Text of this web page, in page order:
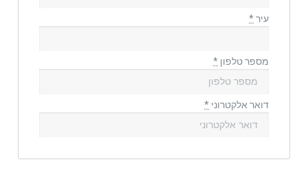
עיר*
מספר טלפון *
דואר אלקטרוני *